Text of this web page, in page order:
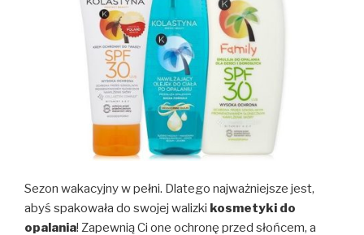
Sezon wakacyjny w pełni. Dlatego najważniejsze jest,
abyś spakowała do swojej walizki kosmetyki do
opalania! Zapewnią Ci one ochronę przed słońcem, a